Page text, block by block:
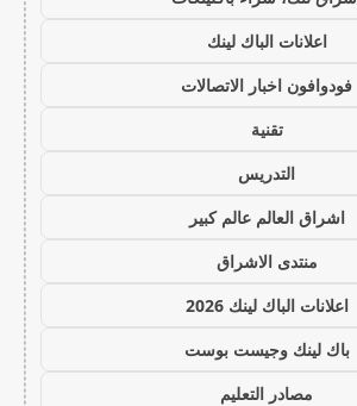
اعلانات الباك لينك
فودوافون اخبار الاتصالات
تقنية
التدريس
اشراق العالم عالم كبير
منتدى الاشراق
اعلانات الباك لينك 2026
باك لينك وجيست بوست
مصادر التعليم